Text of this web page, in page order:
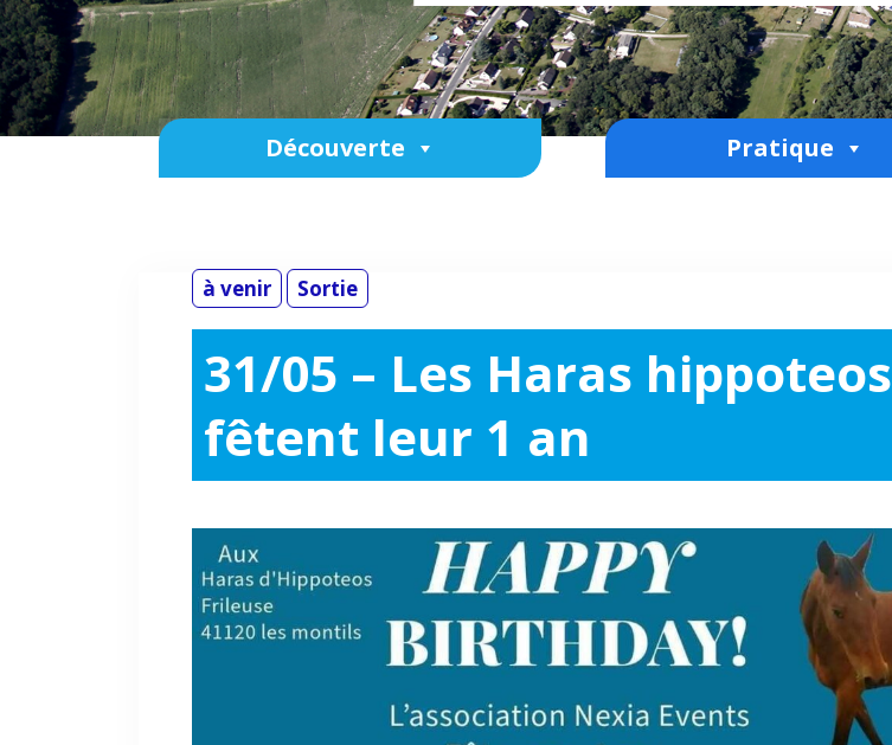
Découverte Pratique
à venir Sortie
31/05 – Les Haras hippoteos
fêtent leur 1 an